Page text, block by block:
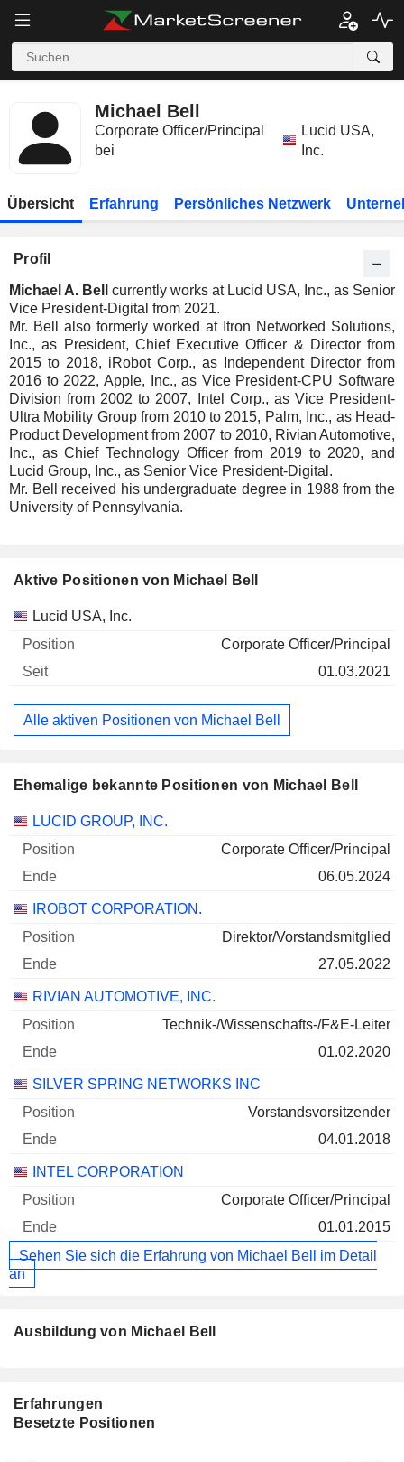
Michael Bell
Corporate Officer/Principal
bei
Lucid USA,
Inc.
Übersicht Erfahrung Persönliches Netzwerk
Profil
Michael A. Bell
currently works at Lucid USA, Inc., as Senior
Vice President-Digital from 2021.
Mr. Bell also formerly worked at Itron Networked Solutions,
Inc., as President, Chief Executive Officer & Director from
2015 to 2018, iRobot Corp., as Independent Director from
2016 to 2022, Apple, Inc., as Vice President-CPU Software
Division from 2002 to 2007, Intel Corp., as Vice President-
Ultra Mobility Group from 2010 to 2015, Palm, Inc., as Head-
Product Development from 2007 to 2010, Rivian Automotive,
Inc., as Chief Technology Officer from 2019 to 2020, and
Lucid Group, Inc., as Senior Vice President-Digital.
Mr. Bell received his undergraduate degree in 1988 from the
University of Pennsylvania.
Aktive Positionen von Michael Bell
Unternehmen Position
Lucid USA, Inc.
Corporate Officer/Principal
01.03.2021
Alle aktiven Positionen von Michael Bell
Ehemalige bekannte Positionen von Michael Bell
Unternehmen Position
LUCID GROUP, INC.
Corporate Officer/Principal
06.05.2024
IROBOT CORPORATION.
Direktor/Vorstandsmitglied
27.05.2022
RIVIAN AUTOMOTIVE, INC.
Technik-/Wissenschafts-/F&E-Leiter
01.02.2020
SILVER SPRING NETWORKS INC
Vorstandsvorsitzender
04.01.2018
INTEL CORPORATION
Corporate Officer/Principal
01.01.2015
Sehen Sie sich die Erfahrung von Michael Bell im Detail
an
Ausbildung von Michael Bell
Erfahrungen
Besetzte Positionen